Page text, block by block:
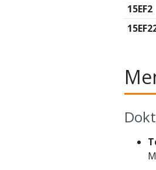
15EF2